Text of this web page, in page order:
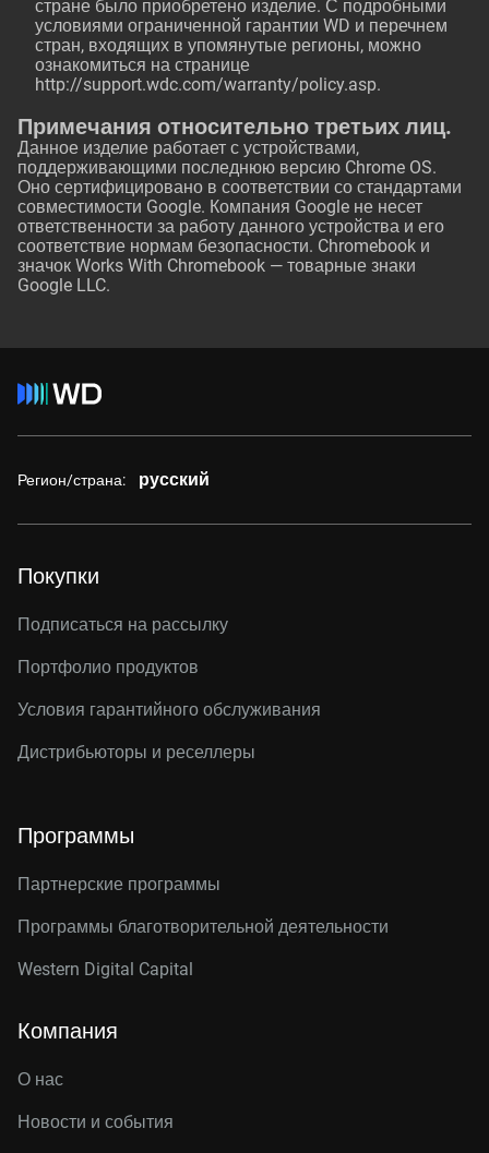
стране было приобретено изделие. С подробными
условиями ограниченной гарантии WD и перечнем
стран, входящих в упомянутые регионы, можно
ознакомиться на странице
http://support.wdc.com/warranty/policy.asp.
Примечания относительно третьих лиц.
Данное изделие работает с устройствами,
поддерживающими последнюю версию Chrome OS.
Оно сертифицировано в соответствии со стандартами
совместимости Google. Компания Google не несет
ответственности за работу данного устройства и его
соответствие нормам безопасности. Chromebook и
значок Works With Chromebook — товарные знаки
Google LLC.
Регион/страна: русский
Покупки
Подписаться на рассылку
Портфолио продуктов
Условия гарантийного обслуживания
Дистрибьюторы и реселлеры
Программы
Партнерские программы
Программы благотворительной деятельности
Western Digital Capital
Компания
О нас
Новости и события